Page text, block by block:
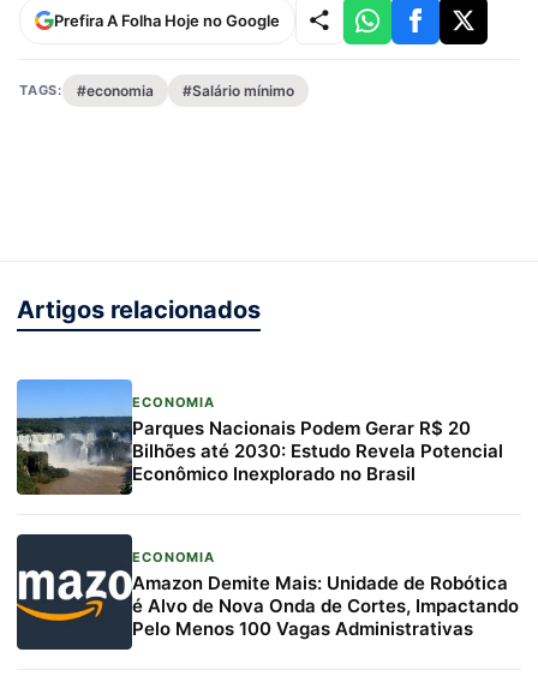
Prefira A Folha Hoje no Google
TAGS: #economia #Salário mínimo
Artigos relacionados
ECONOMIA
Parques Nacionais Podem Gerar R$ 20
Bilhões até 2030: Estudo Revela Potencial
Econômico Inexplorado no Brasil
ECONOMIA
Amazon Demite Mais: Unidade de Robótica
é Alvo de Nova Onda de Cortes, Impactando
Pelo Menos 100 Vagas Administrativas